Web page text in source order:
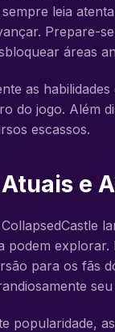
leia
Prepare-
áreas
as
do jogo. Além
escassos.
e
podem explorar.
para os fãs
popularidade,